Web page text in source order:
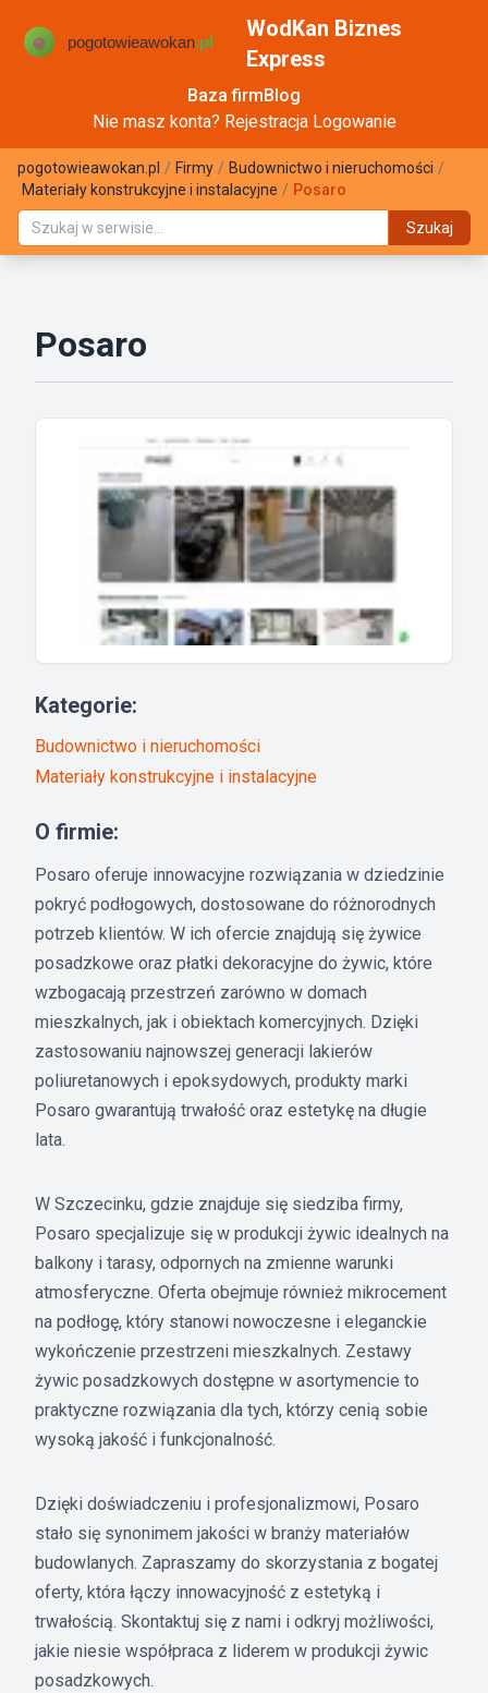
WodKan Biznes
Express
Baza firmBlog
Nie masz konta? Rejestracja Logowanie
pogotowieawokan.pl / Firmy / Budownictwo i nieruchomości /
Materiały konstrukcyjne i instalacyjne / Posaro
Szukaj
Posaro
Kategorie:
Budownictwo i nieruchomości
Materiały konstrukcyjne i instalacyjne
O firmie:
Posaro oferuje innowacyjne rozwiązania w dziedzinie
pokryć podłogowych, dostosowane do różnorodnych
potrzeb klientów. W ich ofercie znajdują się żywice
posadzkowe oraz płatki dekoracyjne do żywic, które
wzbogacają przestrzeń zarówno w domach
mieszkalnych, jak i obiektach komercyjnych. Dzięki
zastosowaniu najnowszej generacji lakierów
poliuretanowych i epoksydowych, produkty marki
Posaro gwarantują trwałość oraz estetykę na długie
lata.
W Szczecinku, gdzie znajduje się siedziba firmy,
Posaro specjalizuje się w produkcji żywic idealnych na
balkony i tarasy, odpornych na zmienne warunki
atmosferyczne. Oferta obejmuje również mikrocement
na podłogę, który stanowi nowoczesne i eleganckie
wykończenie przestrzeni mieszkalnych. Zestawy
żywic posadzkowych dostępne w asortymencie to
praktyczne rozwiązania dla tych, którzy cenią sobie
wysoką jakość i funkcjonalność.
Dzięki doświadczeniu i profesjonalizmowi, Posaro
stało się synonimem jakości w branży materiałów
budowlanych. Zapraszamy do skorzystania z bogatej
oferty, która łączy innowacyjność z estetyką i
trwałością. Skontaktuj się z nami i odkryj możliwości,
jakie niesie współpraca z liderem w produkcji żywic
posadzkowych.